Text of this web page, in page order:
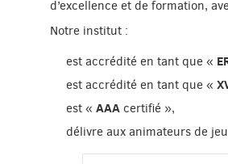
d’excellence et de formation,
Notre institut :
est accrédité en tant que «
est accrédité en tant que «
est « AAA certifié »,
délivre aux animateurs de